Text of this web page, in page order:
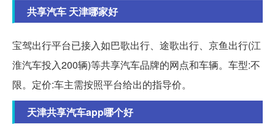
共享汽车 天津哪家好
宝驾出行平台已接入如巴歌出行、途歌出行、京鱼出行(江
淮汽车投入200辆)等共享汽车品牌的网点和车辆。车型:不
限。定价:车主需按照平台给出的指导价。
天津共享汽车app哪个好